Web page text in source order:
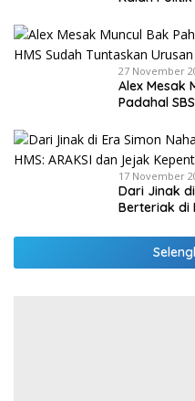
27 November
Alex Mesak
Padahal
17 November
Dari Jinak
Berteriak di